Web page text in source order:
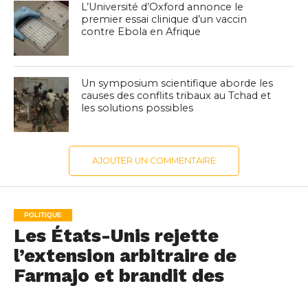
L’Université d’Oxford annonce le
premier essai clinique d’un vaccin
contre Ebola en Afrique
Un symposium scientifique aborde les
causes des conflits tribaux au Tchad et
les solutions possibles
AJOUTER UN COMMENTAIRE
POLITIQUE
Les États-Unis rejette
l’extension arbitraire de
Farmajo et brandit des